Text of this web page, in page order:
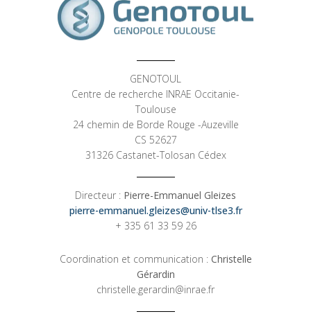
GENOTOUL
Centre de recherche INRAE Occitanie-
Toulouse
24 chemin de Borde Rouge -Auzeville
CS 52627
31326 Castanet-Tolosan Cédex
Directeur : Pierre-Emmanuel Gleizes
pierre-emmanuel.gleizes@univ-tlse3.fr
+ 335 61 33 59 26
Coordination et communication :Christelle
Gérardin
christelle.gerardin@inrae.fr